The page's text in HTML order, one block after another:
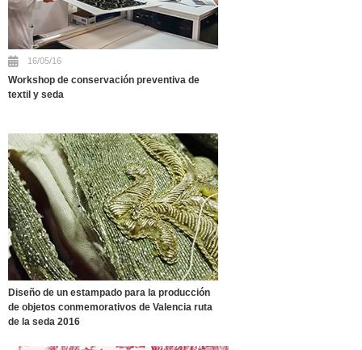
16/05/16
Workshop de conservación preventiva de
textil y seda
Diseño de un estampado para la producción
de objetos conmemorativos de Valencia ruta
de la seda 2016